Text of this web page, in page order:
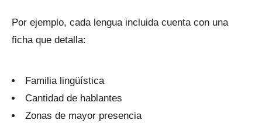
Por ejemplo, cada lengua incluida cuenta con una
ficha que detalla:
Familia lingüística
Cantidad de hablantes
Zonas de mayor presencia